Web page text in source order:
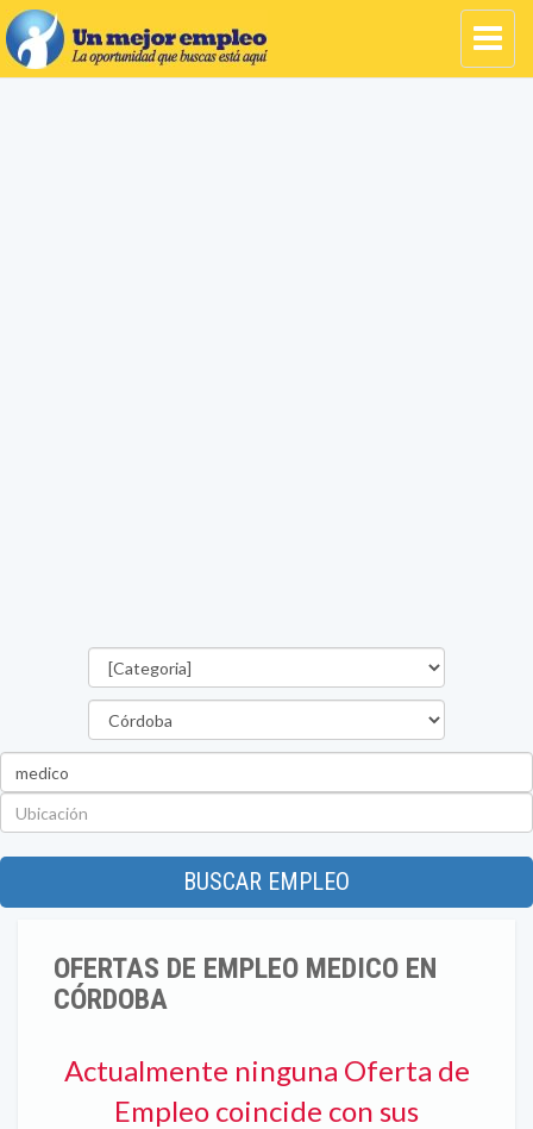
BUSCAR EMPLEO
OFERTAS DE EMPLEO MEDICO EN
CÓRDOBA
Actualmente ninguna Oferta de
Empleo coincide con sus